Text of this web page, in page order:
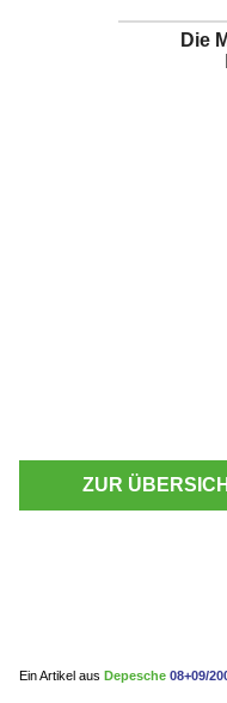
Die
ZUR
Ein Artikel aus Depesche 08+09/